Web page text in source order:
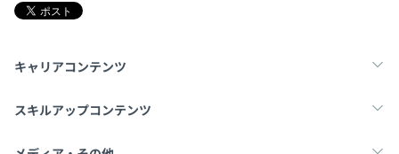
キャリアコンテンツ
転職・キャリア
スキルアップコンテンツ